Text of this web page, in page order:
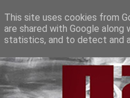
This site uses cookies from
are shared with Google
statistics, and to detect and